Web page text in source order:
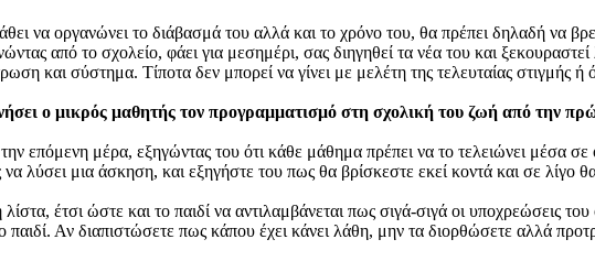
να οργανώνει το διάβασμά του αλλά και το χρόνο του, θα πρέπει δηλαδή να
από το σχολείο, φάει για μεσημέρι, σας διηγηθεί τα νέα του και ξεκουραστεί
και σύστημα. Τίποτα δεν μπορεί να γίνει με μελέτη της τελευταίας στιγμής
ο μικρός μαθητής τον προγραμματισμό στη σχολική του ζωή από την
επόμενη μέρα, εξηγώντας του ότι κάθε μάθημα πρέπει να το τελειώνει μέσα
λύσει μια άσκηση, και εξηγήστε του πως θα βρίσκεστε εκεί κοντά και σε λίγο
έτσι ώστε και το παιδί να αντιλαμβάνεται πως σιγά-σιγά οι υποχρεώσεις
Αν διαπιστώσετε πως κάπου έχει κάνει λάθη, μην τα διορθώσετε αλλά